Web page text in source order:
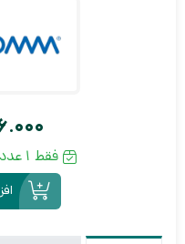
فقط 1 عدد در انبار موجود است